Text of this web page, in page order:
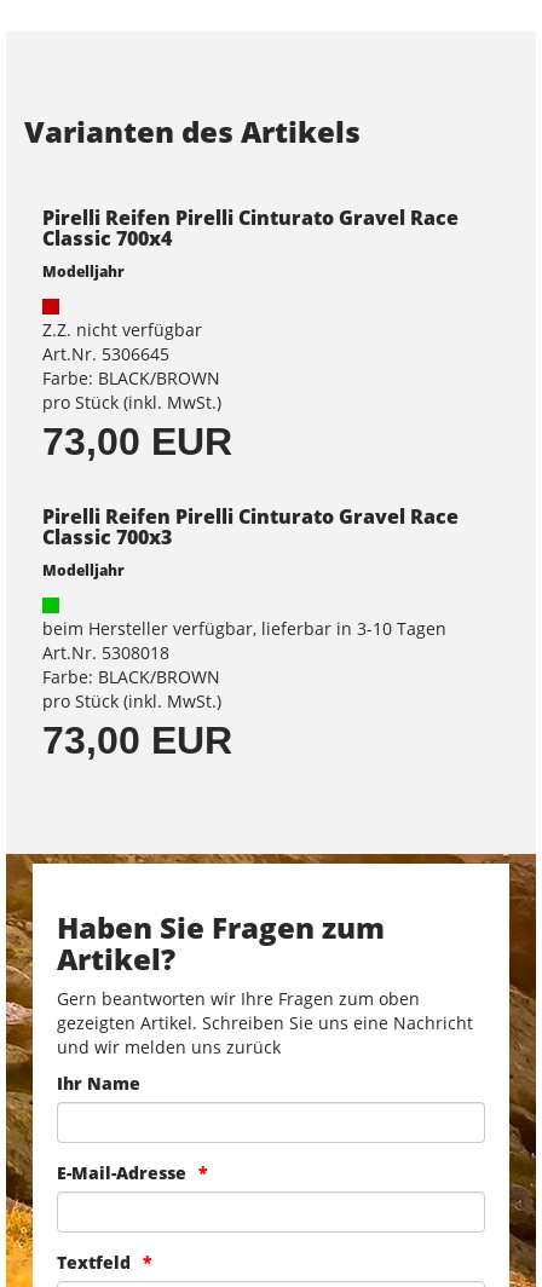
Varianten des Artikels
Pirelli Reifen Pirelli Cinturato Gravel Race
Classic 700x4
Modelljahr
Z.Z. nicht verfügbar
Art.Nr. 5306645
Farbe: BLACK/BROWN
pro Stück (inkl. MwSt.)
73,00 EUR
Pirelli Reifen Pirelli Cinturato Gravel Race
Classic 700x3
Modelljahr
beim Hersteller verfügbar, lieferbar in 3-10 Tagen
Art.Nr. 5308018
Farbe: BLACK/BROWN
pro Stück (inkl. MwSt.)
73,00 EUR
Haben Sie Fragen zum
Artikel?
Gern beantworten wir Ihre Fragen zum oben
gezeigten Artikel. Schreiben Sie uns eine Nachricht
und wir melden uns zurück
Ihr Name
E-Mail-Adresse
Textfeld